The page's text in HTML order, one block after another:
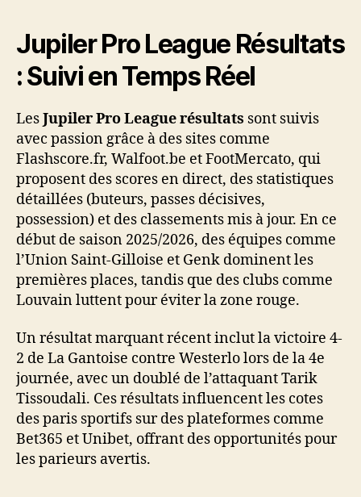
Jupiler Pro League Résultats
: Suivi en Temps Réel
LesJupiler Pro League résultats sont suivis
avec passion grâce à des sites comme
Flashscore.fr, Walfoot.be et FootMercato, qui
proposent des scores en direct, des statistiques
détaillées (buteurs, passes décisives,
possession) et des classements mis à jour. En ce
début de saison 2025/2026, des équipes comme
l’Union Saint-Gilloise et Genk dominent les
premières places, tandis que des clubs comme
Louvain luttent pour éviter la zone rouge.
Un résultat marquant récent inclut la victoire 4-
2 de La Gantoise contre Westerlo lors de la 4e
journée, avec un doublé de l’attaquant Tarik
Tissoudali. Ces résultats influencent les cotes
des paris sportifs sur des plateformes comme
Bet365 et Unibet, offrant des opportunités pour
les parieurs avertis.